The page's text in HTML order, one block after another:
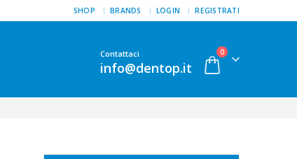
SHOP BRANDS LOGIN REGISTRATI
Contattaci
info@dentop.it
0